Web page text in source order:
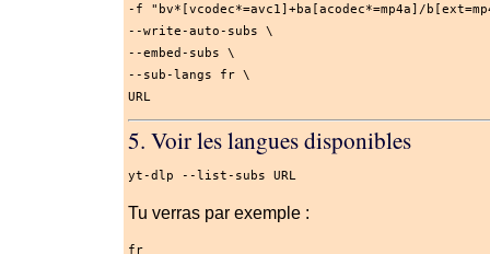
-f
"bv*[vcodec*=avc1]+ba[acodec*=mp4a]/
--write-auto-subs \
--embed-subs \
--sub-langs fr \
URL
5. Voir les langues disponibles
yt-dlp --list-subs URL
Tu verras par exemple :
fr